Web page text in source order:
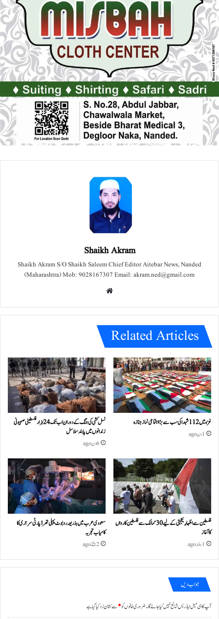
Shaikh Akram
Shaikh Akram S/O Shaikh Saleem Chief Editor Aitebar News, Nanded
(Maharashtra) Mob: 9028167307 Email: akram.ned@gmail.com
e
Related Articles
غزہ میں 112 شہدا کی سب سے بڑا اجتماعی نماز جنازہ
1 دن ago
نسل کشی کی جنگ کے دوران اب تک 24ہزار فلسطینی صہیونی
زندانوں میں پابند سلاسل
6 دن ago
فلسطین سے اظہارِ یکجہتی کے لیے 30 ممالک سے فلسطین کارواں
کا آغاز
1 ہفتہ ago
سعودی عرب میں بذریعہ روبوٹ پہلی تھرڈ پارٹی سرجری کا
کامیاب تجربہ
2 ہفتے ago
جواب دیں
آپ کا ای میل ایڈریس شائع نہیں کیا جائے گا۔ضروری خانوں کو*سے نشان زد کیا گیا ہے